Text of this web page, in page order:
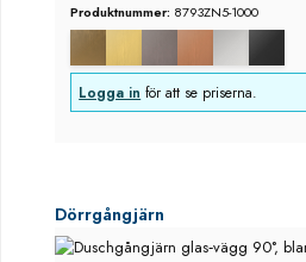
Produktnummer: 8793ZN5-1000
Logga in för att se priserna.
Hoppa över produktgalleri
Dörrgångjärn